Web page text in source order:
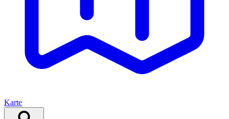
Karte